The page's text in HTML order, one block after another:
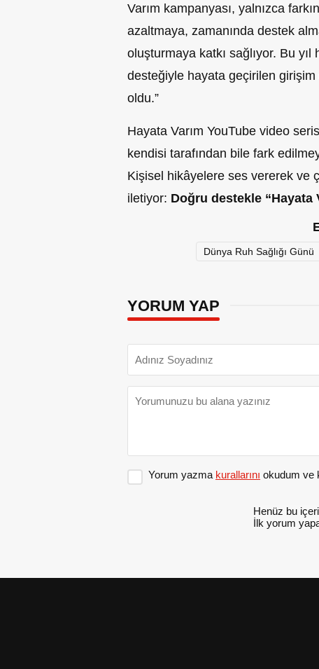
Varım kampanyası, yalnızca
azaltmaya, zamanında destek
oluşturmaya katkı sağlıyor. Bu
desteğiyle hayata geçirilen
oldu.”
Hayata Varım YouTube video
kendisi tarafından bile fark
Kişisel hikâyelere ses vererek ve
iletiyor: Doğru destekle “Hayata
Dünya Ruh Sağlığı Günü
YORUM YAP
Yorum yazma kurallarını okudum ve
Henüz bu
İlk yorum